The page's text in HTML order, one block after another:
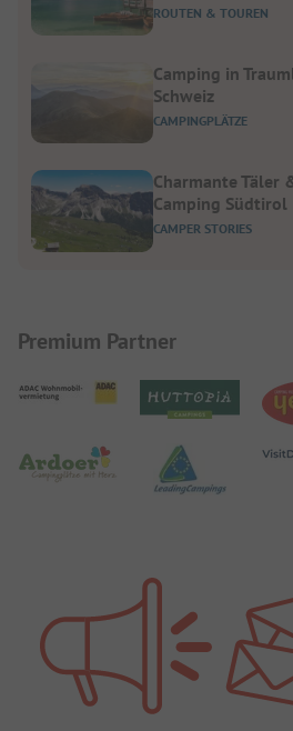
ROUTEN & TOUREN
CAMPINGPLÄTZE
Camping in
Schweiz
CAMPER STORIES
Charmante Täler
Camping Südtirol
Premium Partner